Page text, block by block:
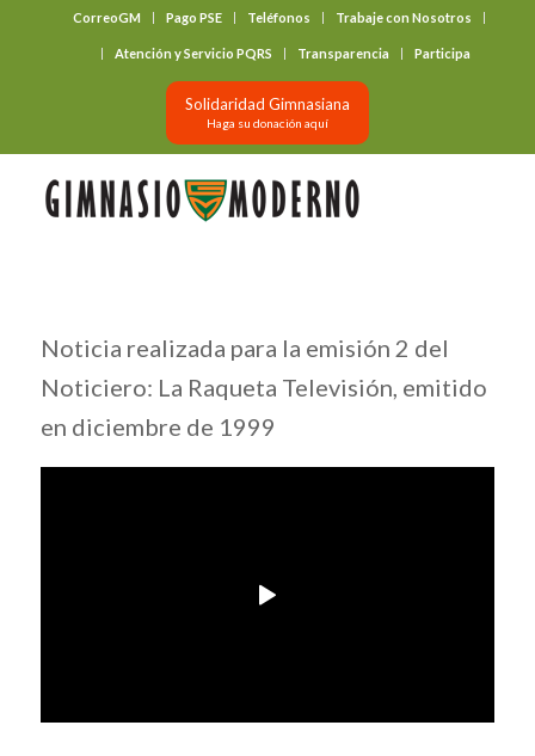
CorreoGM Pago PSE Teléfonos Trabaje con Nosotros
Atención y Servicio PQRS Transparencia Participa
Solidaridad Gimnasiana
Haga su donación aquí
Noticia realizada para la emisión 2 del
Noticiero: La Raqueta Televisión, emitido
en diciembre de 1999